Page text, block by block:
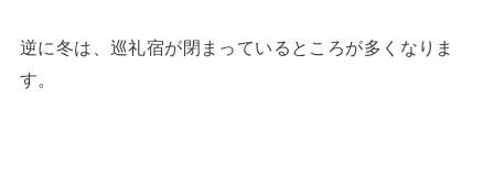
逆に冬は、巡礼宿が閉まっているところが多くなりま
す。